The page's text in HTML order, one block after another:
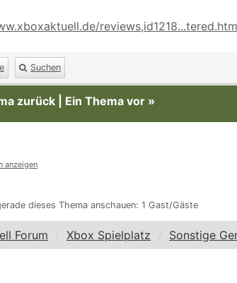
Suchen
zurück Ein Thema vor »
anzeigen
dieses Thema anschauen: 1 Gast/Gäste
Forum Xbox Spielplatz Sonstige